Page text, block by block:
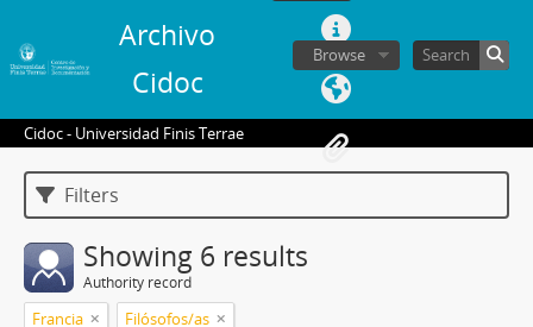
Archivo
Cidoc
Browse
Cidoc - Universidad Finis Terrae
Filters
Showing 6 results
Authority record
Francia Filósofos/as